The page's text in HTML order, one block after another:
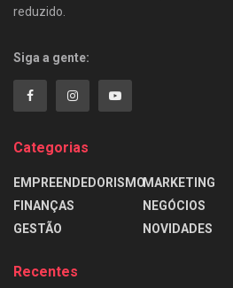
reduzido.
Siga a gente:
Categorias
EMPREENDEDORISMO
FINANÇAS
GESTÃO
MARKETING
NEGÓCIOS
NOVIDADES
Recentes